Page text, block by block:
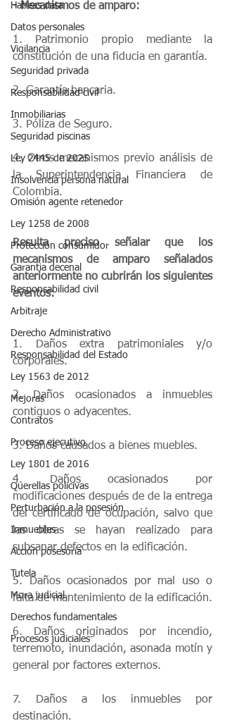
Habeas data
Datos personales
Vigilancia
Seguridad privada
Responsabilidad civil
Inmobiliarias
Seguridad piscinas
Ley 2445 de 2025
Insolvencia persona natural
Omisión agente retenedor
Ley 1258 de 2008
Protección consumidor
Garantia decenal
Responsabilidad civil
Arbitraje
Derecho Administrativo
Responsabilidad del Estado
Ley 1563 de 2012
Mejoras
Contratos
Proceso ejecutivo
Ley 1801 de 2016
Querellas policivas
Perturbación a la posesión
Inmuebles
Acción posesoria
Tutela
Mora judicial
Derechos fundamentales
Procesos judiciales
- Mecanismos de amparo:
1. Patrimonio propio mediante la
constitución de una fiducia en garantía.
2. Garantía bancaria.
3. Póliza de Seguro.
4. Otros mecanismos previo análisis de
la Superintendencia Financiera de
Colombia.
Resulta preciso señalar que los
mecanismos de amparo señalados
anteriormente no cubrirán los siguientes
eventos:
1. Daños extra patrimoniales y/o
corporales.
2. Daños ocasionados a inmuebles
contiguos o adyacentes.
3. Daños causados a bienes muebles.
4. Daños ocasionados por
modificaciones después de de la entrega
del certificado de ocupación, salvo que
las obras se hayan realizado para
subsanar defectos en la edificación.
5. Daños ocasionados por mal uso o
falta de mantenimiento de la edificación.
6. Daños originados por incendio,
terremoto, inundación, asonada motín y
general por factores externos.
7. Daños a los inmuebles por
destinación.